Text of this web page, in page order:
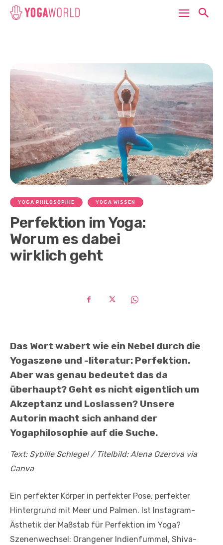
YOGA PHILOSOPHIE YOGA WISSEN
Perfektion im Yoga:
Worum es dabei
wirklich geht
Das Wort wabert wie ein Nebel durch die
Yogaszene und -literatur: Perfektion.
Aber was genau bedeutet das da
überhaupt? Geht es nicht eigentlich um
Akzeptanz und Loslassen? Unsere
Autorin macht sich anhand der
Yogaphilosophie auf die Suche.
Text: Sybille Schlegel / Titelbild: Alena Ozerova via
Canva
Ein perfekter Körper in perfekter Pose, perfekter
Hintergrund mit Meer und Palmen. Ist Instagram-
Ästhetik der Maßstab für Perfektion im Yoga?
Szenenwechsel: Orangener Indienfummel, Shiva-